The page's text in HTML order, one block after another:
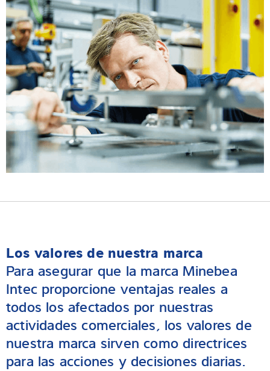
Los valores de nuestra marca
Para asegurar que la marca Minebea
Intec proporcione ventajas reales a
todos los afectados por nuestras
actividades comerciales, los valores de
nuestra marca sirven como directrices
para las acciones y decisiones diarias.